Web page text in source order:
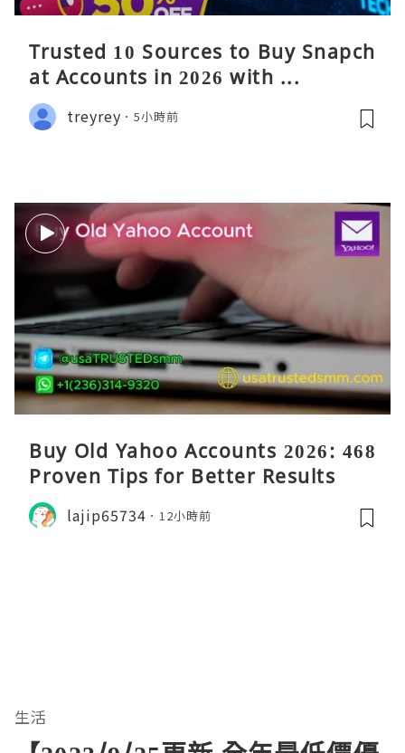
Trusted 10 Sources to Buy Snapch
at Accounts in 2026 with ...
treyrey 5小時前
Buy Old Yahoo Accounts 2026: 468
Proven Tips for Better Results
lajip65734 12小時前
生活